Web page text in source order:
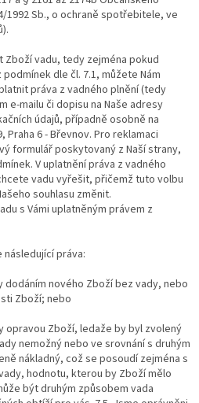
1992 Sb., o ochraně spotřebitele, ve
Zboží vadu, tedy zejména pokud
dle čl. 7.1, můžete Nám
práva z vadného plnění (tedy
e-mailu či dopisu na Naše adresy
údajů, případně osobně na
Praha 6 - Břevnov. Pro reklamaci
formulář poskytovaný z Naší strany,
V uplatnění práva z vadného
vadu vyřešit, přičemž tuto volbu
souhlasu změnit.
s Vámi uplatněným právem z
následující práva:
dodáním nového Zboží bez vady, nebo
Zboží; nebo
opravou Zboží, ledaže by byl zvolený
nemožný nebo ve srovnání s druhým
nákladný, což se posoudí zejména s
hodnotu, kterou by Zboží mělo
být druhým způsobem vada